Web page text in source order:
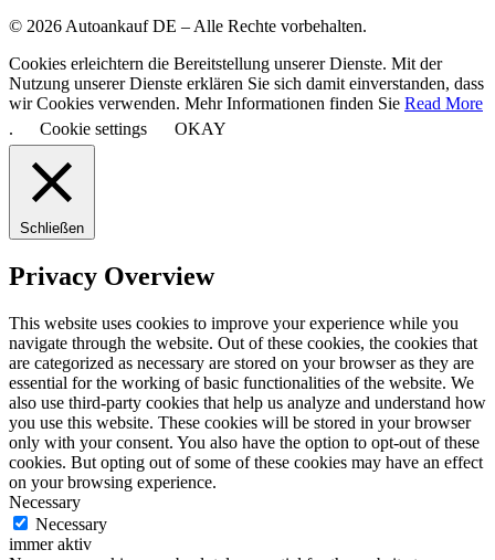
© 2026 Autoankauf DE – Alle Rechte vorbehalten.
Cookies erleichtern die Bereitstellung unserer Dienste. Mit der
Nutzung unserer Dienste erklären Sie sich damit einverstanden, dass
wir Cookies verwenden. Mehr Informationen finden Sie Read More
.
Cookie settings OKAY
Schließen
Privacy Overview
This website uses cookies to improve your experience while you
navigate through the website. Out of these cookies, the cookies that
are categorized as necessary are stored on your browser as they are
essential for the working of basic functionalities of the website. We
also use third-party cookies that help us analyze and understand how
you use this website. These cookies will be stored in your browser
only with your consent. You also have the option to opt-out of these
cookies. But opting out of some of these cookies may have an effect
on your browsing experience.
Necessary
Necessary
immer aktiv